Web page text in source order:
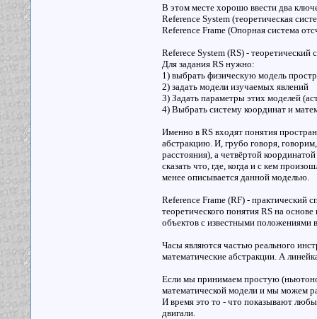
В этом месте хорошо ввести два
Reference System (теоретическая
Reference Frame (Опорная система
Referece System (RS) -
Для задания RS нужно:
1) выбрать физическую модель
2) задать модели изучаемых явлений
3) Задать параметры этих моделей
4) Выбрать систему координат и
Именно в RS входят понятия
абстракцию. И, грубо говоря,
расстояния), а четвёртой
сказать что, где, когда и с кем
менее описывается данной моделью.
Reference Frame (RF) - практический
теоретического понятия RS на
объектов с известными положениями
Часы являются частью реального
математические абстракции. А
Если мы принимаем простую
математической модели и мы можем
И время это то - что показывают
двигали.